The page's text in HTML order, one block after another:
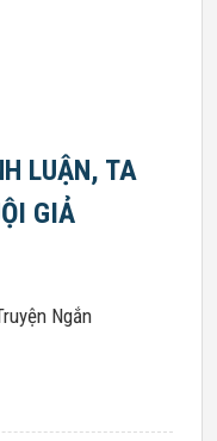
LUẬN, TA
GIẢ
Ngắn